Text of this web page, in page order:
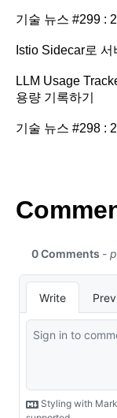
기술 뉴스 #299 :
Istio Sidecar로 서
LLM Usage
용량 기록하기
기술 뉴스 #298 :